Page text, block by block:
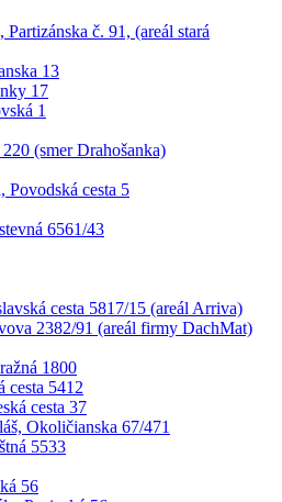
č. 91, (areál stará
13
17
1
(smer Drahošanka)
Povodská cesta 5
6561/43
cesta 5817/15 (areál Arriva)
2382/91 (areál firmy DachMat)
1800
cesta 5412
cesta 37
Okoličianska 67/471
5533
56